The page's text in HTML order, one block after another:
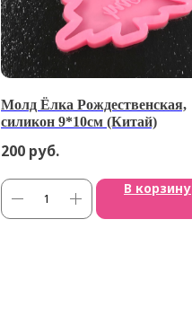
Молд Ёлка Рождественская,
силикон 9*10см (Китай)
200 руб.
В корзину